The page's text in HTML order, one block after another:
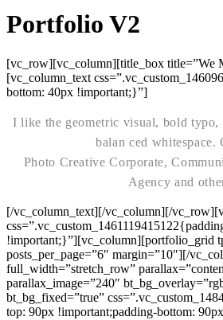
Portfolio V2
[vc_row][vc_column][title_box title=”We
[vc_column_text
bottom: 40px !important;}”]
I like the geometric visual, bold typo,
balan ced whitespace.
Photo Creative Corporate,
Agency and
[/vc_column_text][/vc_column][/
!important;}”][vc_column][portfolio_grid
posts_per_page=”6″ margin=”10″][/
full_width=”stretch_row”
parallax_image=”240″
bt_bg_fixed=”true”
top: 90px !important;padding-bottom: